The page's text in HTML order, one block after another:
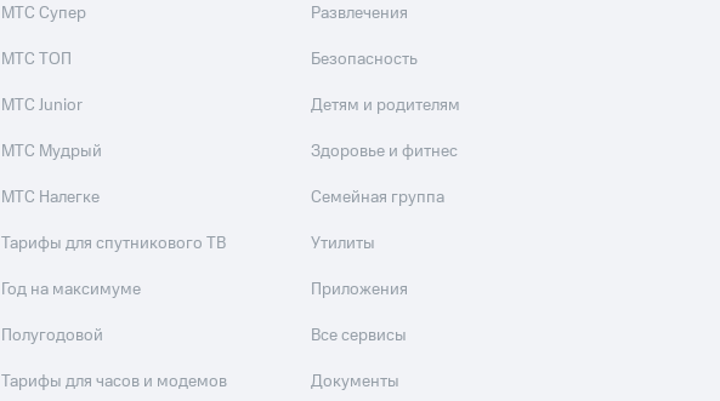
МТС Супер
МТС ТОП
МТС Junior
МТС Мудрый
МТС Налегке
Тарифы для спутникового ТВ
Год на максимуме
Полугодовой
Тарифы для часов и модемов
Развлечения
Безопасность
Детям и родителям
Здоровье и фитнес
Семейная группа
Утилиты
Приложения
Все сервисы
Документы